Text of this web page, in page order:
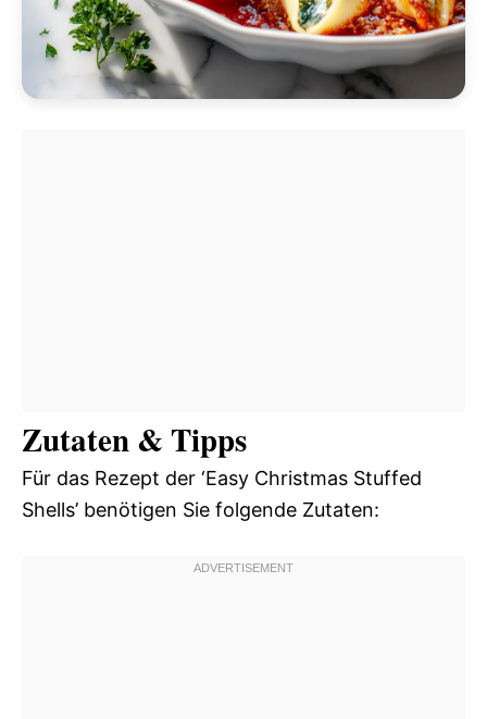
Zutaten & Tipps
Für das Rezept der ‘Easy Christmas Stuffed
Shells’ benötigen Sie folgende Zutaten: